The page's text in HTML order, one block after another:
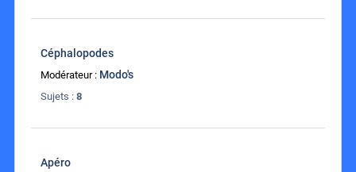
Céphalopodes
Modérateur : Modo's
Sujets : 8
Apéro